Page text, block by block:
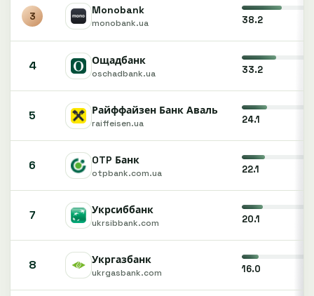
3 Monobank
monobank.ua 38.2
4 Ощадбанк
oschadbank.ua 33.2
5 Райффайзен Банк Аваль
raiffeisen.ua 24.1
6 OTP Банк
otpbank.com.ua 22.1
7 Укрсиббанк
ukrsibbank.com 20.1
8 Укргазбанк
ukrgasbank.com 16.0